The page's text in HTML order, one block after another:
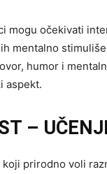
mogu očekivati
mentalno
humor i
aspekt.
–
koji prirodno voli